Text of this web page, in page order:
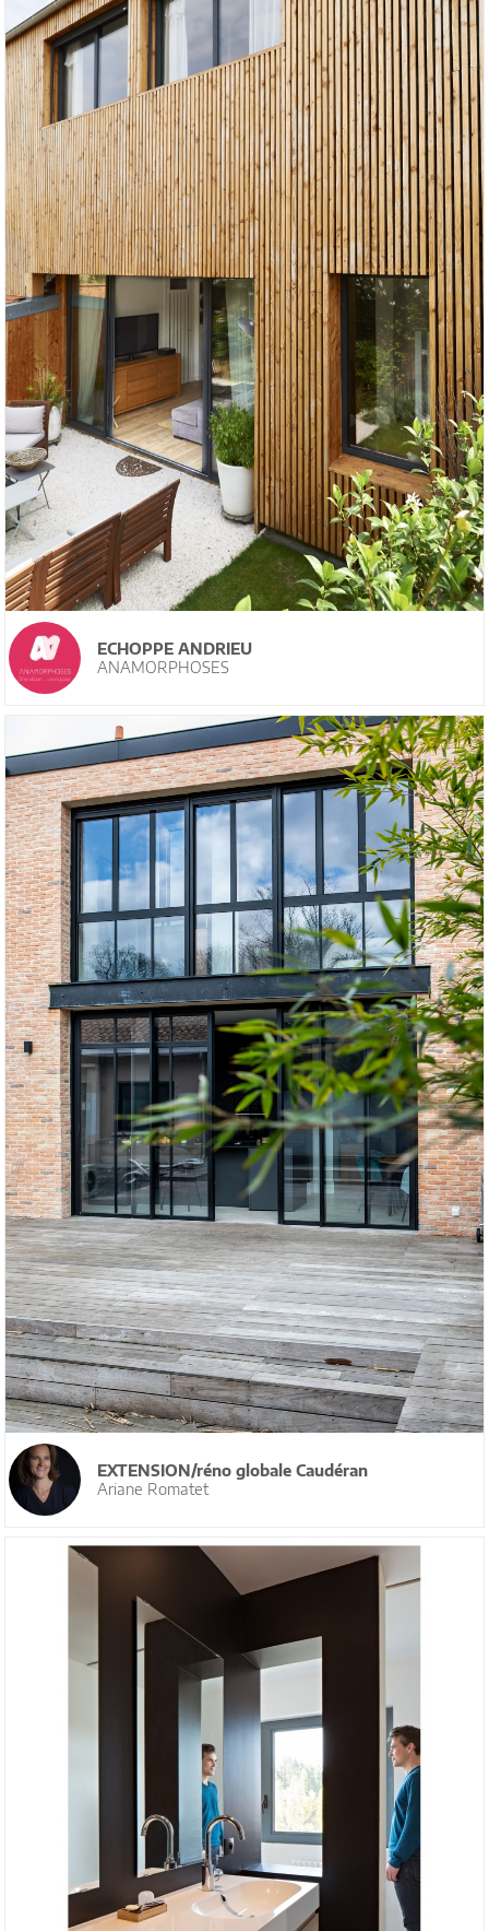
ECHOPPE ANDRIEU
ANAMORPHOSES
EXTENSION/réno globale Caudéran
Ariane Romatet